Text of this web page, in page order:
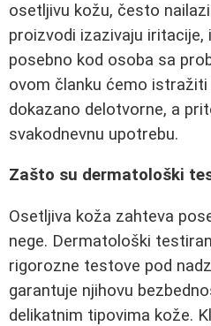
osetljivu kožu, često
proizvodi izazivaju iritacije,
posebno kod osoba sa
ovom članku ćemo
dokazano delotvorne, a
svakodnevnu upotrebu.
Zašto su dermatološki
Osetljiva koža zahteva
nege. Dermatološki
rigorozne testove pod
garantuje njihovu
delikatnim tipovima kože.